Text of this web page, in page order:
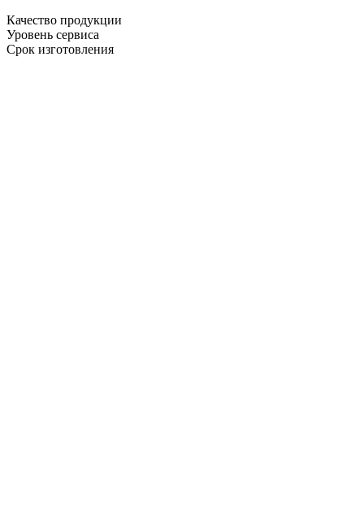
Качество продукции
Уровень сервиса
Срок изготовления